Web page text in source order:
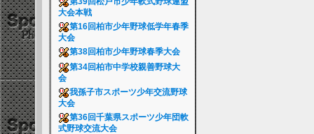
大会本戦
第16回柏市少年野球低学年春季
大会
第38回柏市少年野球春季大会
第34回柏市中学校親善野球大
会
我孫子市スポーツ少年交流野球
大会
第36回千葉県スポーツ少年団軟
式野球交流大会